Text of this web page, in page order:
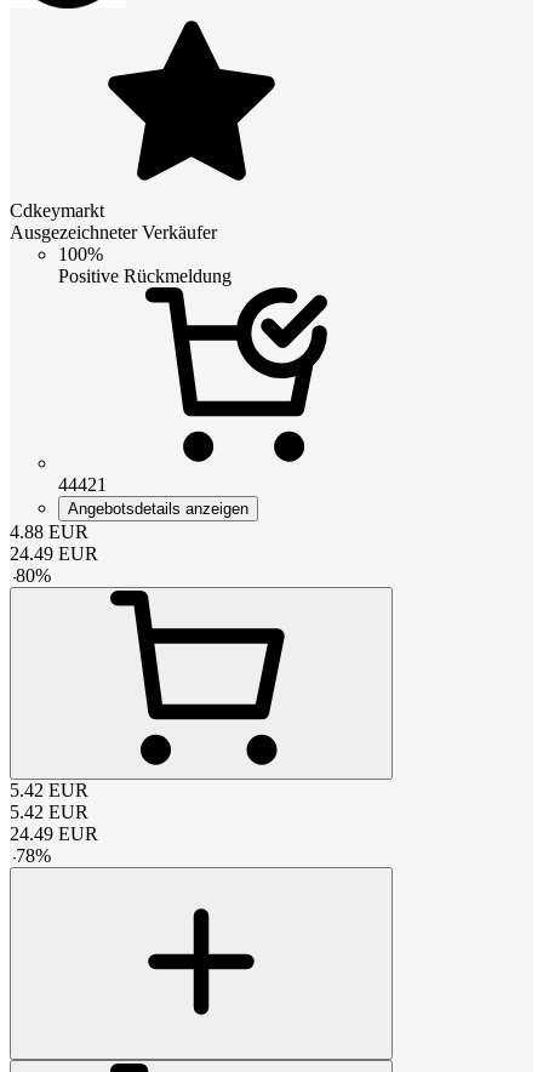
Cdkeymarkt
Ausgezeichneter Verkäufer
100%
Positive Rückmeldung
44421
Angebotsdetails anzeigen
4.88 EUR
24.49 EUR
-80%
5.42 EUR
5.42 EUR
24.49 EUR
-78%